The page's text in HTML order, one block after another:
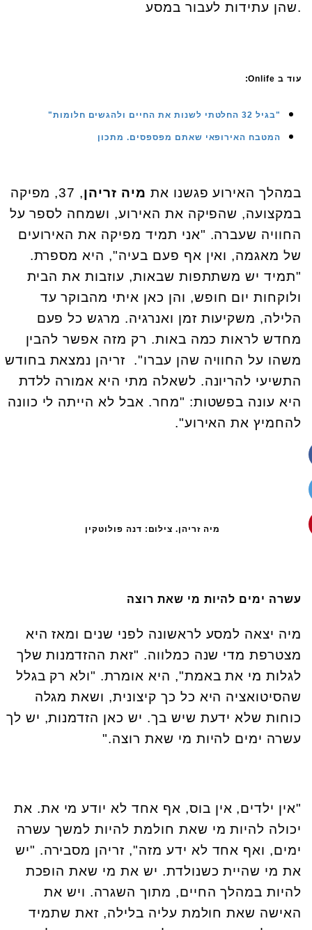
שהן עתידות לעבור במסע.
עוד ב Onlife:
"בגיל 32 החלטתי לשנות את החיים ולהגשים חלומות"
המטבח האירופאי שאתם מפספסים. מתכון
במהלך האירוע פגשנו את מיה זריהן
, 37, מפיקה
במקצועה, שהפיקה את האירוע, ושמחה לספר על
החוויה שעברה. "אני תמיד מפיקה את האירועים
של מאגמה, ואין אף פעם בעיה", היא מספרת.
"תמיד יש משתתפות שבאות, עוזבות את הבית
ולוקחות יום חופש, והן כאן איתי מהבוקר עד
הלילה, משקיעות זמן ואנרגיה. מרגש כל פעם
מחדש לראות כמה באות. רק מזה אפשר להבין
משהו על החוויה שהן עברו". זריהן נמצאת בחודש
התשיעי להריונה. לשאלה מתי היא אמורה ללדת
היא עונה בפשטות: "מחר. אבל לא הייתה לי כוונה
להחמיץ את האירוע".
מיה זריהן. צילום: דנה פולוטקין
עשרה ימים להיות מי שאת רוצה
מיה יצאה למסע לראשונה לפני שנים ומאז היא
מצטרפת מדי שנה כמלווה. "זאת ההזדמנות שלך
לגלות מי את באמת", היא אומרת. "ולא רק בגלל
שהסיטואציה היא כל כך קיצונית, ושאת מגלה
כוחות שלא ידעת שיש בך. יש כאן הזדמנות, יש לך
עשרה ימים להיות מי שאת רוצה".
"אין ילדים, אין בוס, אף אחד לא יודע מי את. את
יכולה להיות מי שאת חולמת להיות למשך עשרה
ימים, ואף אחד לא ידע מזה", זריהן מסבירה. "יש
את מי שהיית כשנולדת. יש את מי שאת הופכת
להיות במהלך החיים, מתוך השגרה. ויש את
האישה שאת חולמת עליה בלילה, זאת שתמיד